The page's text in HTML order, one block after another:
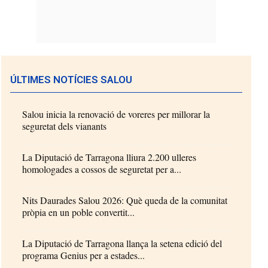
ÚLTIMES NOTÍCIES SALOU
Salou inicia la renovació de voreres per millorar la
seguretat dels vianants
La Diputació de Tarragona lliura 2.200 ulleres
homologades a cossos de seguretat per a...
Nits Daurades Salou 2026: Què queda de la comunitat
pròpia en un poble convertit...
La Diputació de Tarragona llança la setena edició del
programa Genius per a estades...